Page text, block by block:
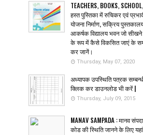
TEACHERS, BOOKS,
हस्त पुस्तिका में रुचिकर एवं
योजना निर्माण, सक्रिय
आकर्षक विद्यालय भवन जो
के रूप में कैसे विकसित जाएं के
कर जानें।
Thursday, May 07, 2020
अध्यापक उपस्थिति पत्रक
क्लिक कर डाउनलोड भी करें |
Thursday, July 09, 2015
MANAV SAMPADA : मानव
कोड की स्थिति जानने के लिए